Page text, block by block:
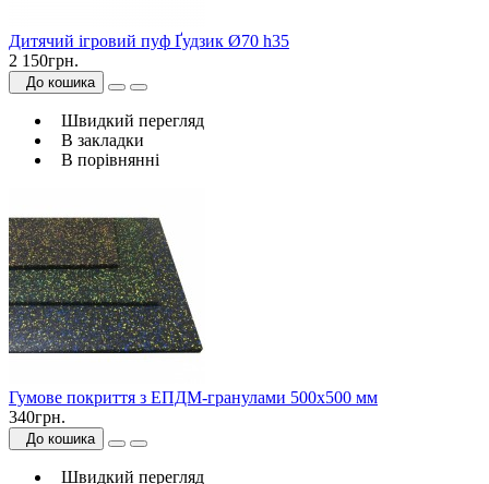
Дитячий ігровий пуф Ґудзик Ø70 h35
2 150грн.
До кошика
Швидкий перегляд
В закладки
В порівнянні
Гумове покриття з ЕПДМ-гранулами 500х500 мм
340грн.
До кошика
Швидкий перегляд